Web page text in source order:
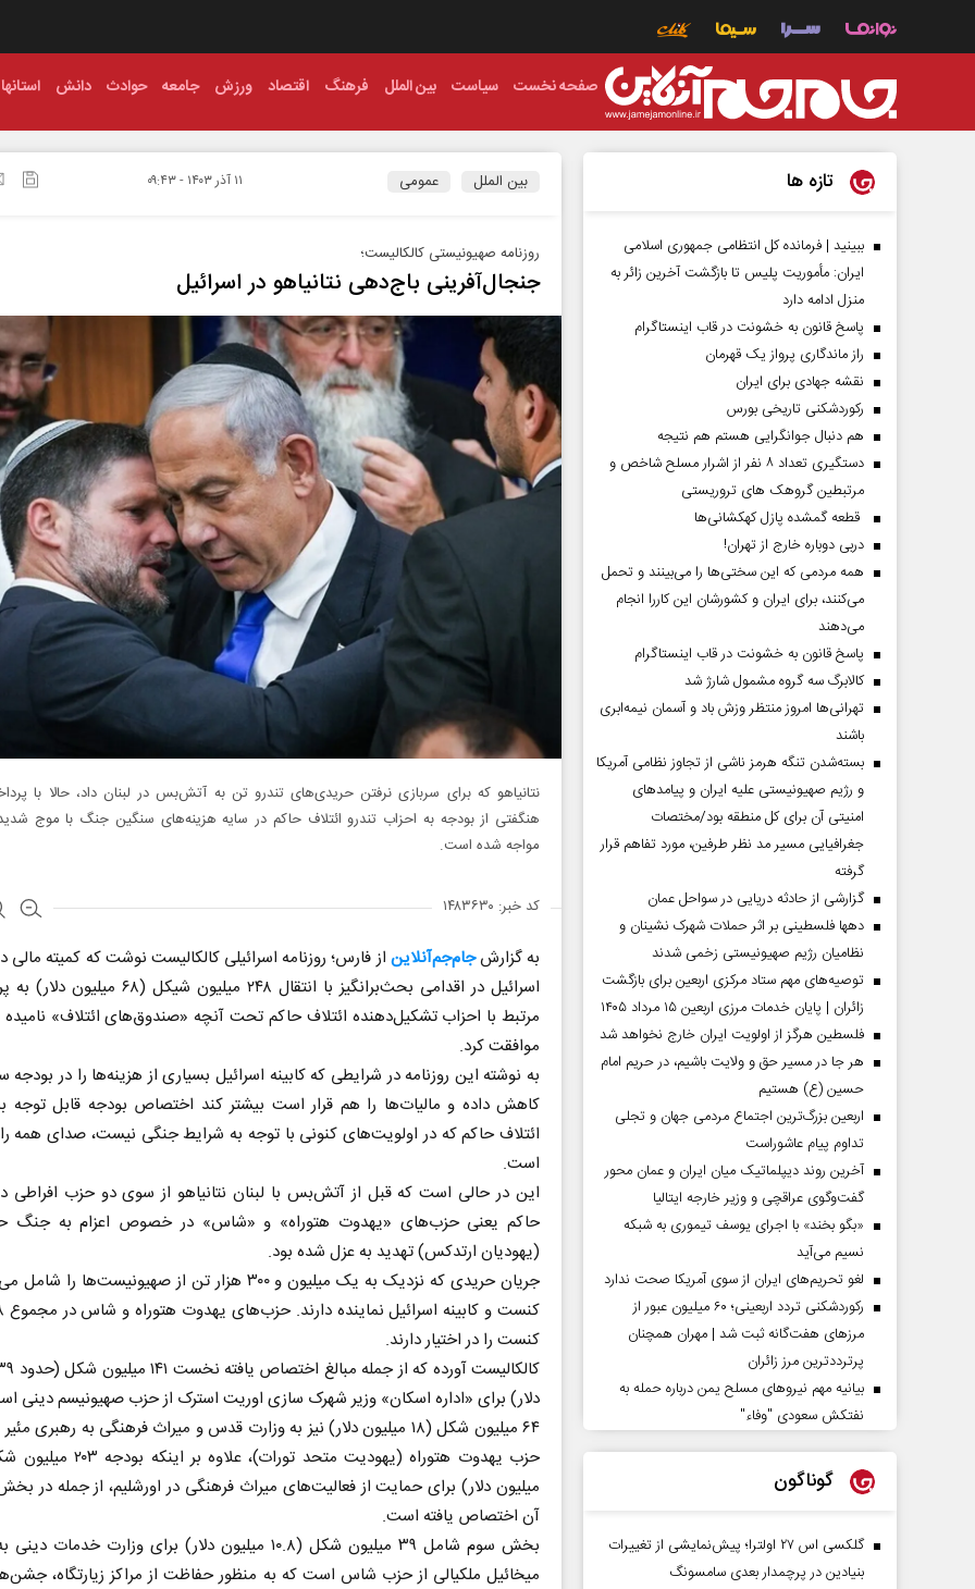
صفحه نخست سیاست بین الملل فرهنگ اقتصاد ورزش جامعه حوادث دانش استانها
بین الملل عمومی ۱۱ آذر ۱۴۰۳ - ۰۹:۴۳
روزنامه صهیونیستی کالکالیست؛
جنجال‌آفرینی باج‌دهی نتانیاهو در اسرائیل
نتانیاهو که برای سربازی نرفتن حریدی‌های تندرو تن به آتش‌بس در لبنان داد، حالا با
هنگفتی از بودجه به احزاب تندرو ائتلاف حاکم در سایه هزینه‌های سنگین جنگ با موج شدید
مواجه شده است.
کد خبر: ۱۴۸۳۶۳۰
به گزارشجام‌جم‌آنلاین از فارس؛ روزنامه اسرائیلی کالکالیست نوشت که کمیته
اسرائیل در اقدامی بحث‌برانگیز با انتقال ۲۴۸ میلیون
مرتبط با احزاب تشکیل‌دهنده ائتلاف حاکم تحت آنچه «صندوق‌های ائتلاف»
موافقت کرد.
کاهش داده و مالیات‌ها را هم قرار است بیشتر کند اختصاص بودجه قابل توجه
ائتلاف حاکم که در اولویت‌های کنونی با توجه به شرایط جنگی نیست، صدای همه را
است.
این در حالی است که قبل از آتش‌بس با لبنان نتانیاهو از سوی دو حزب افراطی
حاکم یعنی حزب‌های «یهدوت هتوراه» و «شاس» در خصوص اعزام به جنگ
(یهودیان ارتدکس) تهدید به عزل شده بود.
جریان حریدی که نزدیک به یک میلیون و ۳۰۰ هزار تن از صهیونیست‌ها
کنست را در اختیار دارند.
دلار) برای «اداره اسکان» وزیر شهرک سازی اوریت استرک از حزب صهیونیسم دینی
۶۴ میلیون شکل (۱۸ میلیون دلار) نیز به وزارت قدس و میراث فرهنگی به رهبری
میلیون دلار) برای حمایت از فعالیت‌های میراث فرهنگی در اورشلیم، از جمله در
آن اختصاص یافته است.
بخش سوم شامل ۳۹ میلیون شکل (۱۰.۸ میلیون دلار) برای وزارت خدمات
تازه ها
ببینید | فرمانده کل انتظامی جمهوری اسلامی
ایران­: مأموریت پلیس تا بازگشت آخرین زائر به
منزل ادامه دارد
پاسخ قانون به خشونت در قاب اینستاگرام
راز ماندگاری پرواز یک قهرمان
نقشه جهادی برای ایران
رکوردشکنی تاریخی بورس
هم دنبال جوانگرایی هستم هم نتیجه
دستگیری تعداد ۸ نفر از اشرار مسلح شاخص و
مرتبطین گروهک های تروریستی
قطعه گمشده پازل کهکشانی‌ها
دربی دوباره خارج از تهران!
همه مردمی که این سختی‌ها را می‌بینند و تحمل
می‌کنند، برای ایران و کشورشان این کاررا انجام
می‌دهند
پاسخ قانون به خشونت در قاب اینستاگرام
کالابرگ سه گروه مشمول شارژ شد
تهرانی‌ها امروز منتظر وزش باد و آسمان نیمه‌ابری
باشند
بسته‌شدن تنگه هرمز ناشی از تجاوز نظامی آمریکا
و رژیم صهیونیستی علیه ایران و پیامد‌های
امنیتی آن برای کل منطقه بود/مختصات
جغرافیایی مسیر مد نظر طرفین، مورد تفاهم قرار
گرفته
گزارشی از حادثه دریایی در سواحل عمان
دهها فلسطینی بر اثر حملات شهرک نشینان و
نظامیان رژیم صهیونیستی زخمی شدند
توصیه‌های مهم ستاد مرکزی اربعین برای بازگشت
زائران | پایان خدمات مرزی اربعین ۱۵ مرداد ۱۴۰۵
فلسطین هرگز از اولویت ایران خارج نخواهد شد
هر جا در مسیر حق و ولایت باشیم، در حریم امام
حسین (ع) هستیم
اربعین بزرگ‌ترین اجتماع مردمی جهان و تجلی
تداوم پیام عاشوراست
آخرین روند دیپلماتیک میان ایران و عمان محور
گفت‌وگوی عراقچی و وزیر خارجه ایتالیا
«بگو بخند» با اجرای یوسف تیموری به شبکه
نسیم می‌آید
لغو تحریم‌های ایران از سوی آمریکا صحت ندارد
رکوردشکنی تردد اربعینی؛ ۶۰ میلیون عبور از
مرزهای هفت‌گانه ثبت شد | مهران همچنان
پرترددترین مرز زائران
بیانیه مهم نیروهای مسلح یمن درباره حمله به
نفتکش سعودی "وفاء"
گوناگون
گلکسی اس ۲۷ اولترا؛ پیش‌نمایشی از تغییرات
بنیادین در پرچمدار بعدی سامسونگ